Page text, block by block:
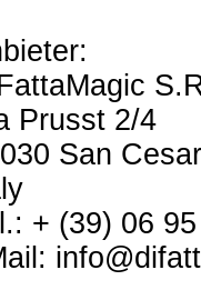
Prusst 2/4
San
+ (39) 06